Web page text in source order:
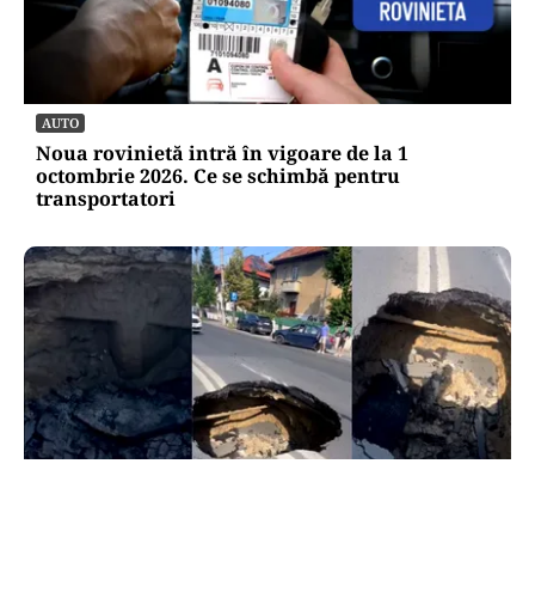
AUTO
Noua rovinietă intră în vigoare de la 1
octombrie 2026. Ce se schimbă pentru
transportatori